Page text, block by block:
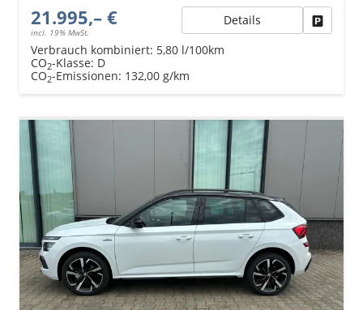
21.995,– €
incl. 19% MwSt.
Details
Verbrauch kombiniert: 5,80 l/100km
CO2-Klasse: D
CO2-Emissionen: 132,00 g/km